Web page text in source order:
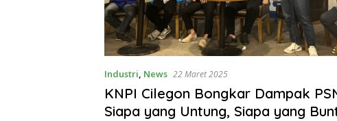
Industri, News 22 Maret 2025
KNPI Cilegon Bongkar Dampak
Siapa yang Untung, Siapa yang